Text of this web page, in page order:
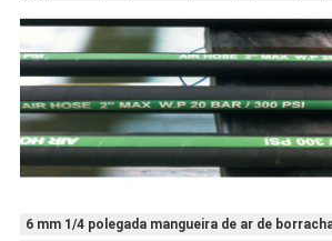
6 mm 1/4 polegada mangueira de ar de